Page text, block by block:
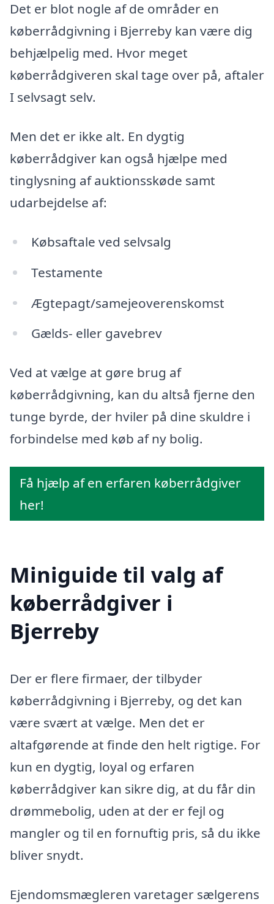
Det er blot nogle af de områder en
køberrådgivning i Bjerreby kan være dig
behjælpelig med. Hvor meget
køberrådgiveren skal tage over på, aftaler
I selvsagt selv.
Men det er ikke alt. En dygtig
køberrådgiver kan også hjælpe med
tinglysning af auktionsskøde samt
udarbejdelse af:
Købsaftale ved selvsalg
Testamente
Ægtepagt/samejeoverenskomst
Gælds- eller gavebrev
Ved at vælge at gøre brug af
køberrådgivning, kan du altså fjerne den
tunge byrde, der hviler på dine skuldre i
forbindelse med køb af ny bolig.
Få hjælp af en erfaren køberrådgiver
her!
Miniguide til valg af
køberrådgiver i
Bjerreby
Der er flere firmaer, der tilbyder
køberrådgivning i Bjerreby, og det kan
være svært at vælge. Men det er
altafgørende at finde den helt rigtige. For
kun en dygtig, loyal og erfaren
køberrådgiver kan sikre dig, at du får din
drømmebolig, uden at der er fejl og
mangler og til en fornuftig pris, så du ikke
bliver snydt.
Ejendomsmægleren varetager sælgerens